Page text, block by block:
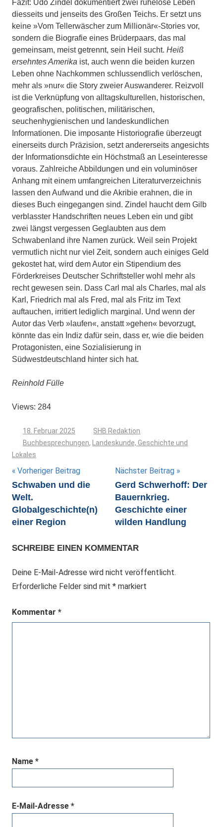
Fazit: Udo Zindel dokumentiert zwei ruhelose Leben
diesseits und jenseits des Großen Teichs. Er setzt uns
keine »Vom Tellerwäscher zum Millionär«-Stories vor,
sondern die Biografie eines Brüderpaars, das mal
gemeinsam, meist getrennt, sein Heil sucht. Heiß
ersehntes Amerika ist, auch wenn die beiden kurzen
Leben ohne Nachkommen schlussendlich verlöschen,
mehr als »nur« die Story zweier Auswanderer. Reizvoll
ist die Verknüpfung von alltagskulturellen, historischen,
geografischen, politischen, militärischen,
seuchenhygienischen und landeskundlichen
Informationen. Die imposante Historiografie überzeugt
einerseits durch Präzision, setzt andererseits angesichts
der Informationsdichte ein Höchstmaß an Leseinteresse
voraus. Zahlreiche Abbildungen und ein voluminöser
Anhang mit einem umfangreichen Literaturverzeichnis
lassen den Aufwand und die Akribie erahnen, die in
dieses Buch eingegangen sind. Zindel haucht dem Gilb
verblasster Handschriften neues Leben ein und gibt
zwei längst vergessen Geglaubten aus dem
Schwabenland ihre Namen zurück. Weil sein Projekt
vermutlich nicht nur viel Zeit, sondern auch einiges Geld
gekostet hat, wird dem Autor ein Stipendium des
Förderkreises Deutscher Schriftsteller wohl mehr als
recht gewesen sein. Dass Carl mal als Charles, mal als
Karl, Friedrich mal als Fred, mal als Fritz im Text
auftauchen, irritiert lediglich marginal. Und wenn der
Autor das Verb »laufen«, anstatt »gehen« bevorzugt,
könnte das ein Indiz dafür sein, dass er, wie die beiden
Protagonisten, eine Sozialisierung in
Südwestdeutschland hinter sich hat.
Reinhold Fülle
Views: 284
18. Februar 2025
SHB Redaktion
Buchbesprechungen,
Landeskunde, Geschichte und
Lokales
Beitragsnavigation
Vorheriger Beitrag
Schwaben und die
Welt.
Globalgeschichte(n)
einer Region
Nächster Beitrag
Gerd Schwerhoff: Der
Bauernkrieg.
Geschichte einer
wilden Handlung
SCHREIBE EINEN KOMMENTAR
Deine E-Mail-Adresse wird nicht veröffentlicht.
Erforderliche Felder sind mit * markiert
Kommentar *
Name *
E-Mail-Adresse *